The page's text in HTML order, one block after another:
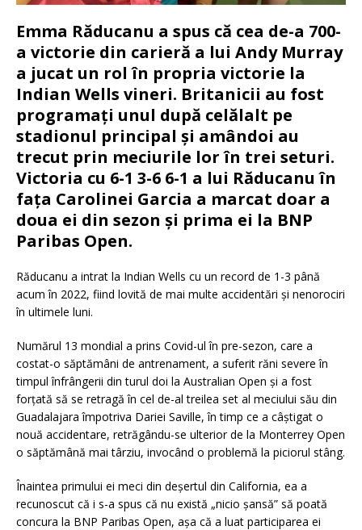
Emma Răducanu a spus că cea de-a 700-
a victorie din carieră a lui Andy Murray
a jucat un rol în propria victorie la
Indian Wells vineri. Britanicii au fost
programați unul după celălalt pe
stadionul principal și amândoi au
trecut prin meciurile lor în trei seturi.
Victoria cu 6-1 3-6 6-1 a lui Răducanu în
fața Carolinei Garcia a marcat doar a
doua ei din sezon și prima ei la BNP
Paribas Open.
Răducanu a intrat la Indian Wells cu un record de 1-3 până
acum în 2022, fiind lovită de mai multe accidentări și nenorociri
în ultimele luni.
Numărul 13 mondial a prins Covid-ul în pre-sezon, care a
costat-o săptămâni de antrenament, a suferit răni severe în
timpul înfrângerii din turul doi la Australian Open și a fost
forțată să se retragă în cel de-al treilea set al meciului său din
Guadalajara împotriva Dariei Saville, în timp ce a câștigat o
nouă accidentare, retrăgându-se ulterior de la Monterrey Open
o săptămână mai târziu, invocând o problemă la piciorul stâng.
Înaintea primului ei meci din deșertul din California, ea a
recunoscut că i s-a spus că nu există „nicio șansă” să poată
concura la BNP Paribas Open, așa că a luat participarea ei